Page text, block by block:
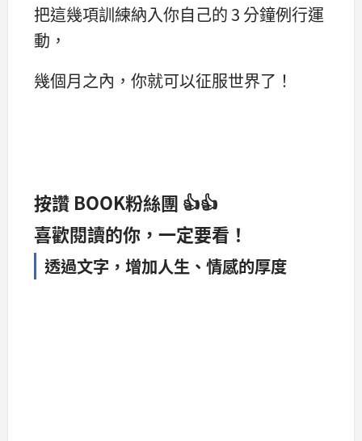
把這幾項訓練納入你自己的 3 分鐘例行運
動，
幾個月之內，你就可以征服世界了！
按讚 BOOK粉絲團 👍👍
喜歡閱讀的你，一定要看！
透過文字，增加人生、情感的厚度